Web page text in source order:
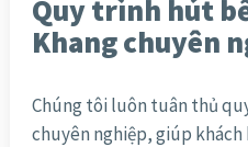
Quy trình hút
Khang chuyên
Chúng tôi luôn tuân thủ
chuyên nghiệp, giúp